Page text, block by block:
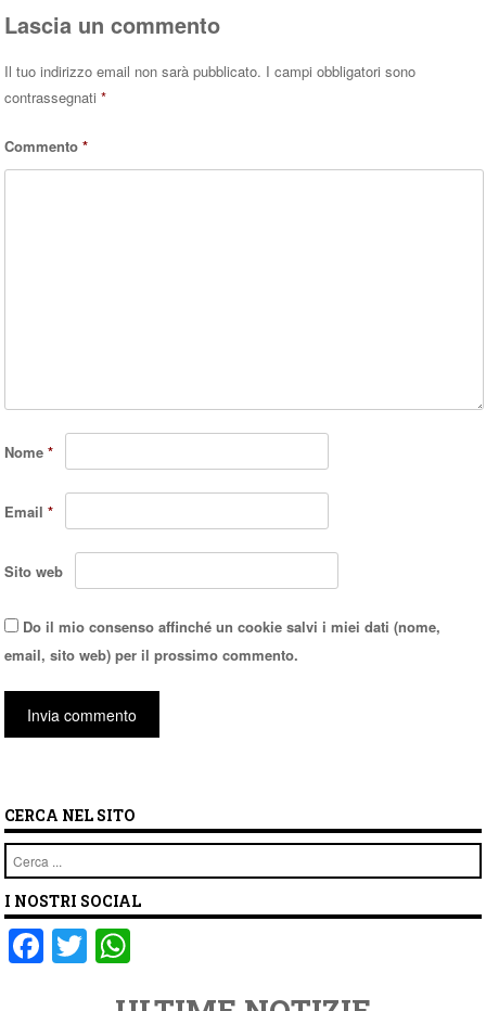
Lascia un commento
Il tuo indirizzo email non sarà pubblicato. I campi obbligatori sono
contrassegnati*
Commento*
Nome*
Email*
Sito web
Do il mio consenso affinché un cookie salvi i miei dati (nome,
email, sito web) per il prossimo commento.
CERCA NEL SITO
Cerca
I NOSTRI SOCIAL
F T